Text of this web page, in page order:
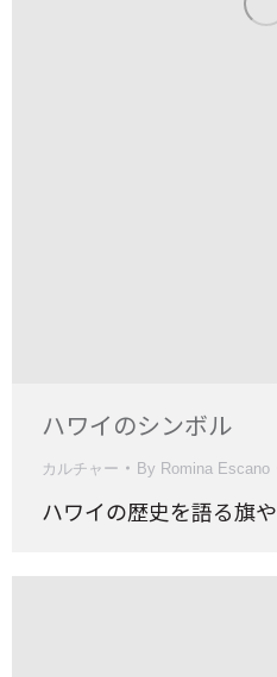
ハワイのシンボル
カルチャー By Romina Escano
ハワイの歴史を語る旗